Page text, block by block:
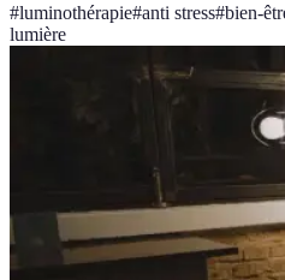
#luminothérapie#anti stress#bien-
lumière